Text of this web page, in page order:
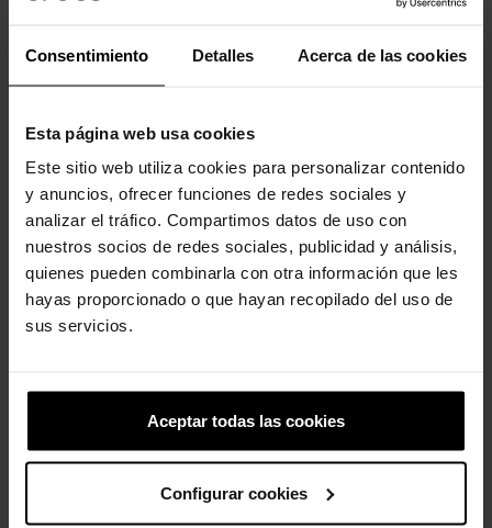
Consentimiento Detalles Acerca de las cookies
Esta página web usa cookies
Este sitio web utiliza cookies para personalizar contenido
y anuncios, ofrecer funciones de redes sociales y
analizar el tráfico. Compartimos datos de uso con
nuestros socios de redes sociales, publicidad y análisis,
quienes pueden combinarla con otra información que les
hayas proporcionado o que hayan recopilado del uso de
sus servicios.
Aceptar todas las cookies
Configurar cookies
Chinelos Crocband™ U
39,90 € 31,92 €
Bateria
4,99 € 3,99 €
categoria:
-20%